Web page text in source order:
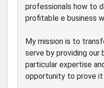
professionals how to
profitable e business
My mission is to
serve by providing our
particular expertise
opportunity to prove